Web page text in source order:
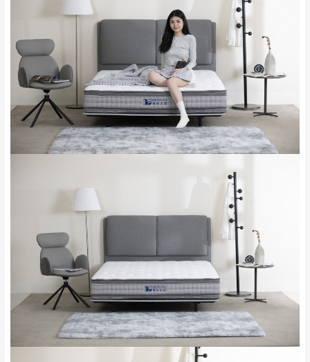
運送地 運送費用
偏遠地區
（請先線上詢問 LINE
→@dershin
桃園
費
＊A108產品另收運費
復興鄉
新竹
峨眉鄉、五峰鄉、
石鄉、寶山鄉山
區、新埔山區、芎
林山區、關西 玉山
台北 無
雙溪、貢寮、烏
來、平溪、九份、
石門、林口 下福
要購買商品，請於出發前來電或到「官方
Line客服」來信確認商品是否有「現貨」與
若商品價格或庫存有異常，商家有權取消訂
單。
部分網路商品恕無法更改原設計或客製，敬請
見諒！
接單後二日內(不含例假日)，我們客服會與您
電話聯絡或E-Mail通知確認訂單。
下單前先詢問是否現貨
，若未詢問下單後無
現貨我們客服會再來電或E-Mail與您聯絡
（洽詢方式請搜尋 L
@dershin）
運送範圍：限定北至基隆，南至苗栗，偏遠
地區恕無法提供運送 (詳見運送規章)。
配送範圍：
苗栗至基隆；其它地區暫不開放，如因特殊
地型限制(山區、鄉、鎮、村)、樓梯太小、無
依評論高至低排列
依評論低至高排列 只顯示附上圖片
只顯示附上評論